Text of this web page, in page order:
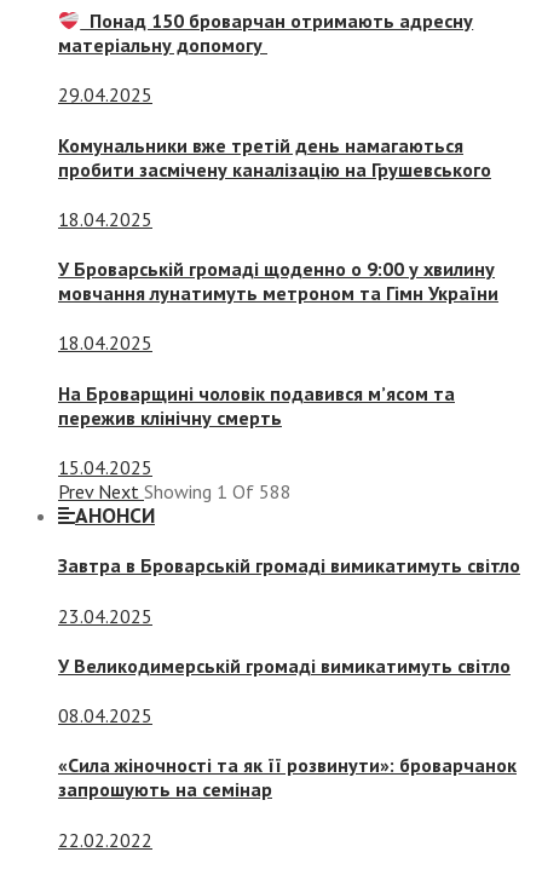
Понад 150 броварчан отримають адресну
матеріальну допомогу
29.04.2025
Комунальники вже третій день намагаються
пробити засмічену каналізацію на Грушевського
18.04.2025
У Броварській громаді щоденно о 9:00 у хвилину
мовчання лунатимуть метроном та Гімн України
18.04.2025
На Броварщині чоловік подавився м’ясом та
пережив клінічну смерть
15.04.2025
Prev Next Showing 1 Of 588
АНОНСИ
Завтра в Броварській громаді вимикатимуть світло
23.04.2025
У Великодимерській громаді вимикатимуть світло
08.04.2025
«Сила жіночності та як її розвинути»: броварчанок
запрошують на семінар
22.02.2022